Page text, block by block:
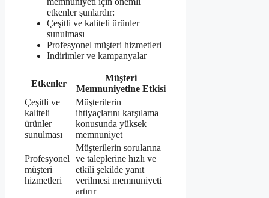
etkenler şunlardır:
Çeşitli ve kaliteli ürünler
sunulması
Profesyonel müşteri hizmetleri
Indirimler ve kampanyalar
Etkenler
Müşteri
Memnuniyetine Etkisi
Çeşitli ve
kaliteli
ürünler
sunulması
Müşterilerin
ihtiyaçlarını karşılama
konusunda yüksek
memnuniyet
Profesyonel
müşteri
hizmetleri
Müşterilerin sorularına
ve taleplerine hızlı ve
etkili şekilde yanıt
verilmesi memnuniyeti
artırır